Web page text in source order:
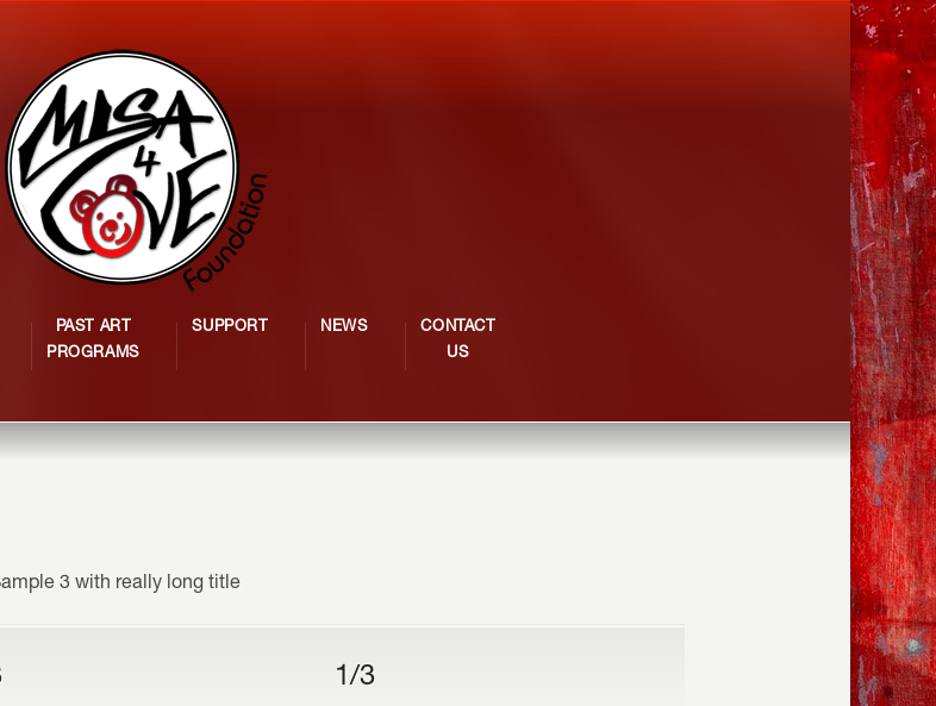
PAST ART
PROGRAMS
SUPPORT NEWS
CONTACT
US
3 with really long title
1/3